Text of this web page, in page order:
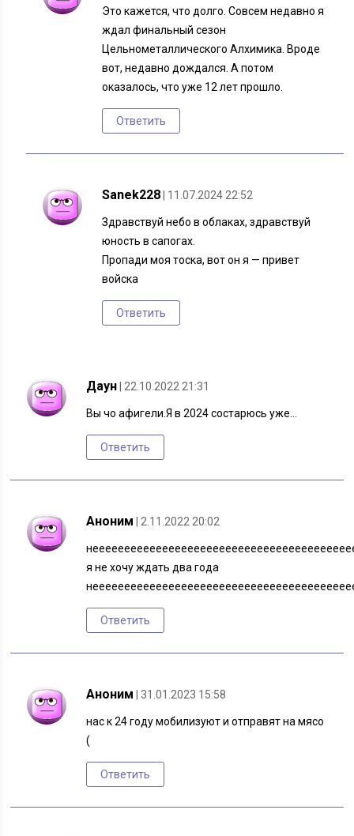
Это кажется, что долго. Совсем недавно я
ждал финальный сезон
Цельнометаллического Алхимика. Вроде
вот, недавно дождался. А потом
оказалось, что уже 12 лет прошло.
Ответить
Sanek228 | 11.07.2024 22:52
Здравствуй небо в облаках, здравствуй
юность в сапогах.
Пропади моя тоска, вот он я — привет
войска
Ответить
Даун | 22.10.2022 21:31
Вы чо афигели.Я в 2024 состарюсь уже…
Ответить
Аноним | 2.11.2022 20:02
я не хочу ждать два года
Ответить
Аноним | 31.01.2023 15:58
нас к 24 году мобилизуют и отправят на мясо
(
Ответить